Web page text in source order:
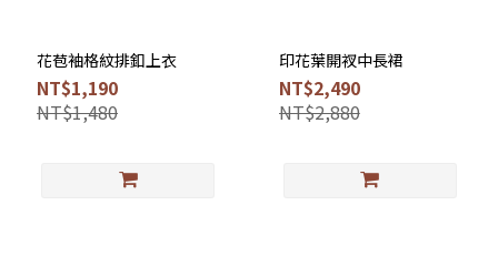
花苞袖格紋排釦上衣
NT$1,190
NT$1,480
印花葉開衩中長裙
NT$2,490
NT$2,880